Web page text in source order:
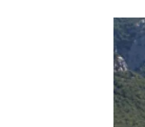
Equidad, Diversidad
Oficina de prensa
Ciencia abierta y